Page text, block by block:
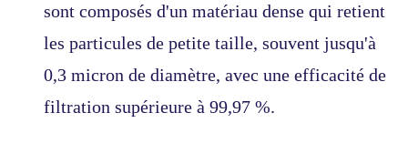
sont composés d'un matériau dense qui retient
les particules de petite taille, souvent jusqu'à
0,3 micron de diamètre, avec une efficacité de
filtration supérieure à 99,97 %.